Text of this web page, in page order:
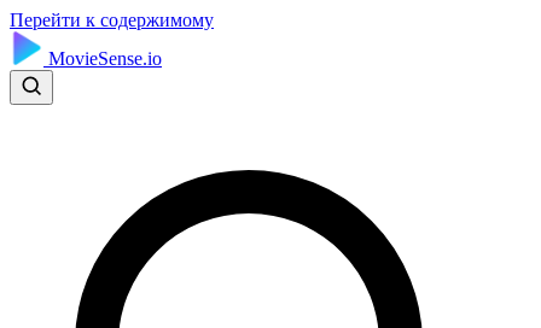
Перейти к содержимому
MovieSense.io